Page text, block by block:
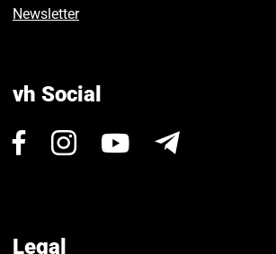
Newsletter
vh Social
Visit Visit
Visit
Legal